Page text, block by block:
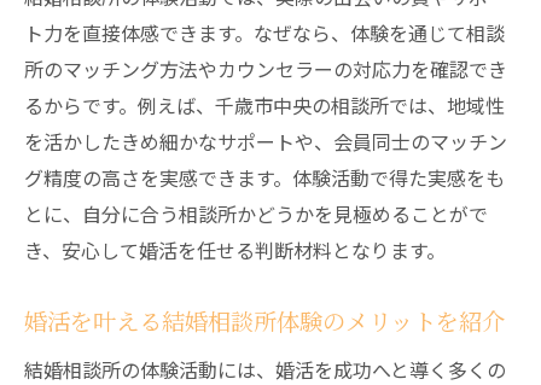
ト力を直接体感できます。なぜなら、体験を通じて相談
所のマッチング方法やカウンセラーの対応力を確認でき
るからです。例えば、千歳市中央の相談所では、地域性
を活かしたきめ細かなサポートや、会員同士のマッチン
グ精度の高さを実感できます。体験活動で得た実感をも
とに、自分に合う相談所かどうかを見極めることがで
き、安心して婚活を任せる判断材料となります。
婚活を叶える結婚相談所体験のメリットを紹介
結婚相談所の体験活動には、婚活を成功へと導く多くの